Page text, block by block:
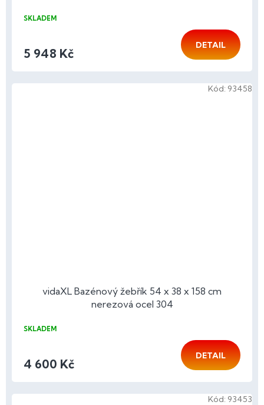
SKLADEM
5 948 Kč
DETAIL
vidaXL Bazénový žebřík 54 x 38 x 158 cm
nerezová ocel 304
SKLADEM
4 600 Kč
DETAIL
Kód: 93458
Kód: 93453